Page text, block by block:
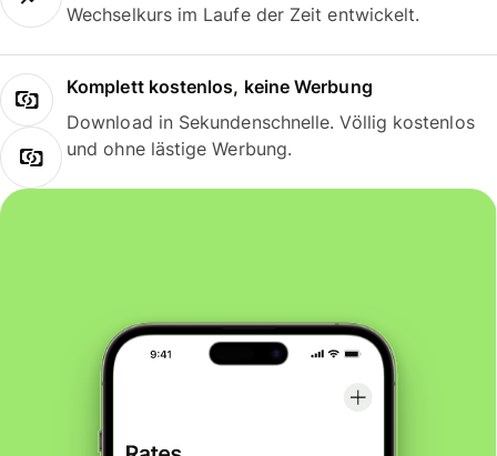
Wechselkurs im Laufe der Zeit entwickelt.
Komplett kostenlos, keine Werbung
Download in Sekundenschnelle. Völlig kostenlos
und ohne lästige Werbung.